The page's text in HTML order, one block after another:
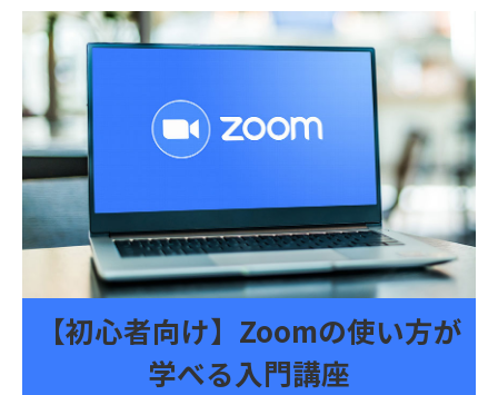
【初心者向け】Zoomの使い方が
学べる入門講座